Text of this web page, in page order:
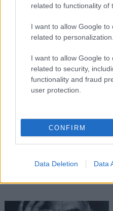
related to functionality of
I want to allow Google to
related to personalization.
I want to allow Google to
related to security,
functionality and fraud
user protection.
CONFIRM
Data Deletion Data